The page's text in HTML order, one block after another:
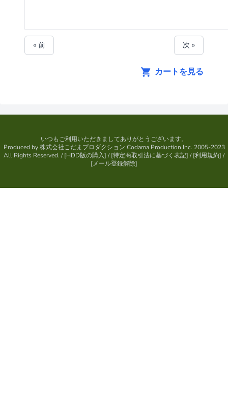
« 前 次 »
カートを見る
いつもご利用いただきましてありがとうございます。
Produced by株式会社こだまプロダクション Codama Production Inc. 2005-2023
All Rights Reserved. / [HDD版の購入] / [特定商取引法に基づく表記] / [利用規約] /
[メール登録解除]